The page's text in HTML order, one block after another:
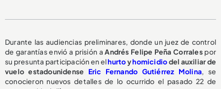
Durante las audiencias preliminares, donde un juez de control
de garantías envió a prisión a Andrés Felipe Peña Corralespor
su presunta participación en elhurtoyhomicidiodel auxiliar de
vuelo estadounidense Eric Fernando Gutiérrez Molina , se
conocieron nuevos detalles de lo ocurrido el pasado 22 de